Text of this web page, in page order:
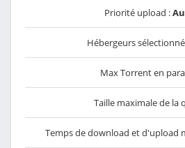
Priorité upload :
Hébergeurs
Max Torrent en
Taille maximale de la
Temps de download et d'upload